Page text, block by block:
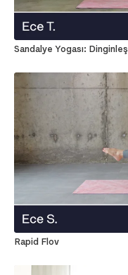
Sandalye Yogası: Dinginleş
Rapid Flov